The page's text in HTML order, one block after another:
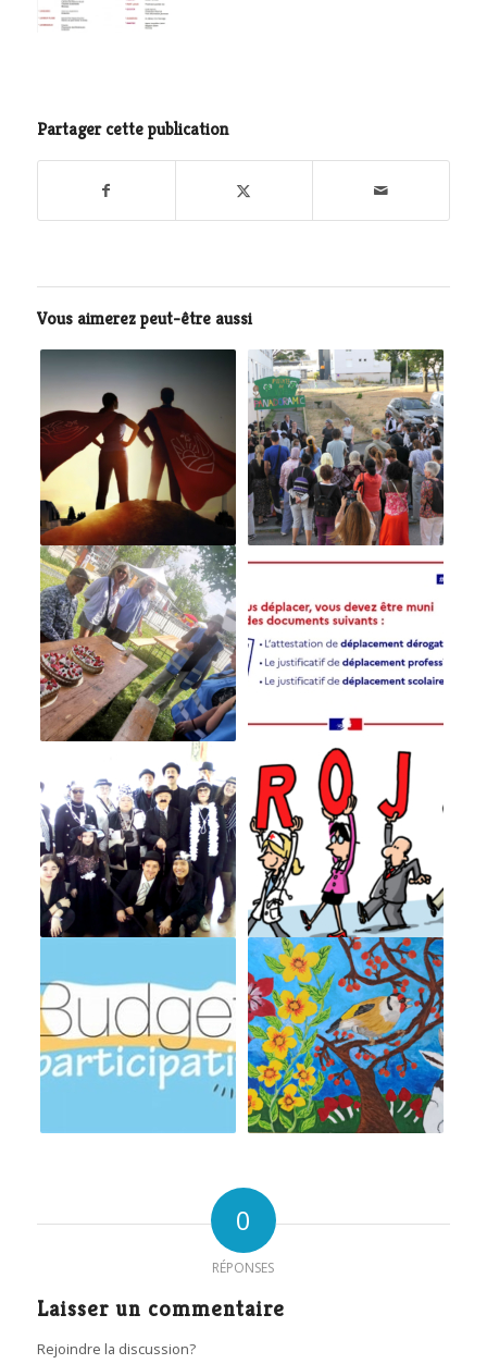
Partager cette publication
Vous aimerez peut-être aussi
0
RÉPONSES
Laisser un commentaire
Rejoindre la discussion?